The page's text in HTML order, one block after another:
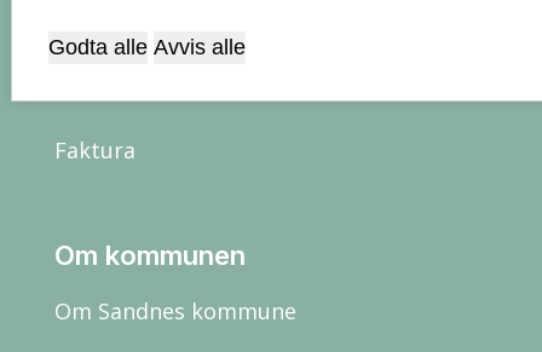
Faktura
Om kommunen
Om Sandnes kommune
Godta alle Avvis alle